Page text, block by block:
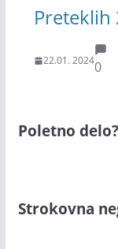
Preteklih
22.01. 20240
Poletno delo?
Strokovna